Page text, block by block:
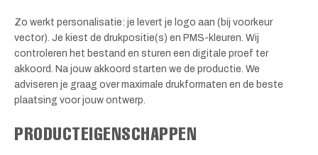
Zo werkt personalisatie: je levert je logo aan (bij voorkeur
vector). Je kiest de drukpositie(s) en PMS-kleuren. Wij
controleren het bestand en sturen een digitale proef ter
akkoord. Na jouw akkoord starten we de productie. We
adviseren je graag over maximale drukformaten en de beste
plaatsing voor jouw ontwerp.
PRODUCTEIGENSCHAPPEN